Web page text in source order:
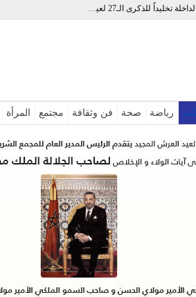
بالفيديو : تدشين وإطلاق مشاريع جديدة بالداخلة تخليداً للذكرى الـ27 لعيد العرش
رياضة صحة فن وثقافة مجتمع المرأة